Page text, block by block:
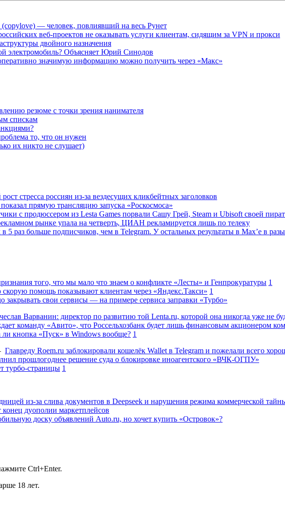
— человек, повлиявший на весь Рунет
веб-проектов не оказывать услуги клиентам, сидящим за VPN и прокси
двойного назначения
электромобиль? Объясняет Юрий Синодов
значимую информацию можно получить через «Макс»
резюме с точки зрения нанимателя
спискам
то, что он нужен
их никто не слушает)
стресса россиян из-за вездесущих кликбейтных заголовков
прямую трансляцию запуска «Роскосмоса»
с продюссером из Lesta Games порвали Сашу Грей, Steam и Ubisoft своей
рынке упала на четверть, ЦИАН рекламируется лишь по телеку
5 раз больше подписчиков, чем в Telegram. У остальных результаты в Max’е в
того, что мы мало что знаем о конфликте «Лесты» и Генпрокуратуры 1
скорую помощь показывают клиентам через «Яндекс.Такси» 1
закрывать свои сервисы — на примере сервиса заправки «Турбо»
Варванин: директор по развитию той Lenta.ru, которой она никогда уже не
команду «Авито», что Россельхозбанк будет лишь финансовым акционером
кнопка «Пуск» в Windows вообще? 1
Главреду Roem.ru заблокировали кошелёк Wallet в Telegram и пожелали всего
прошлогоднее решение суда о блокировке иноагентского «ВЧК-ОГПУ»
турбо-страницы 1
из-за слива документов в Deepseek и нарушения режима коммерческой
конец дуополии маркетплейсов
доску объявлений Auto.ru, но хочет купить «Островок»?
Ctrl+Enter.
18 лет.